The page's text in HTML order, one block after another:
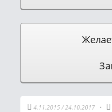
4.11.2015 /24.10.2017 •